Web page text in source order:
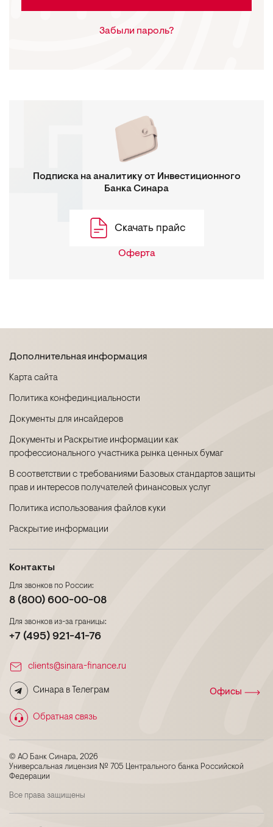
Забыли пароль?
Подписка на аналитику от Инвестиционного
Банка Синара
Скачать прайс
Оферта
© АО Банк Синара, 2026
Универсальная лицензия № 705 Центрального банка Российской
Федерации
Все права защищены
Дополнительная информация
Карта сайта
Политика конфединциальности
Документы для инсайдеров
Документы и Раскрытие информации как
профессионального участника рынка ценных бумаг
В соответствии с требованиями Базовых стандартов защиты
прав и интересов получателей финансовых услуг
Политика использования файлов куки
Раскрытие информации
Контакты
clients@sinara-finance.ru
Синара в Телеграм
Обратная связь
Для звонков по России:
8 (800) 600-00-08
Для звонков из-за границы:
+7 (495) 921-41-76
Офисы